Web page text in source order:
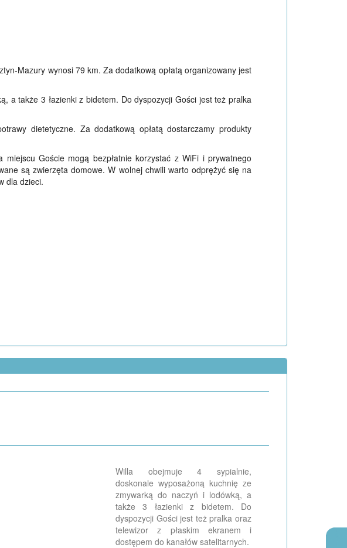
Mazury wynosi 79 km. Za dodatkową opłatą organizowany jest
a także 3 łazienki z bidetem. Do dyspozycji Gości jest też pralka
dietetyczne. Za dodatkową opłatą dostarczamy produkty
Goście mogą bezpłatnie korzystać z WiFi i prywatnego
są zwierzęta domowe. W wolnej chwili warto odprężyć się na
dla dzieci.
Willa obejmuje 4 sypialnie,
doskonale wyposażoną kuchnię ze
zmywarką do naczyń i lodówką, a
także 3 łazienki z bidetem. Do
dyspozycji Gości jest też pralka oraz
telewizor z płaskim ekranem i
dostępem do kanałów satelitarnych.